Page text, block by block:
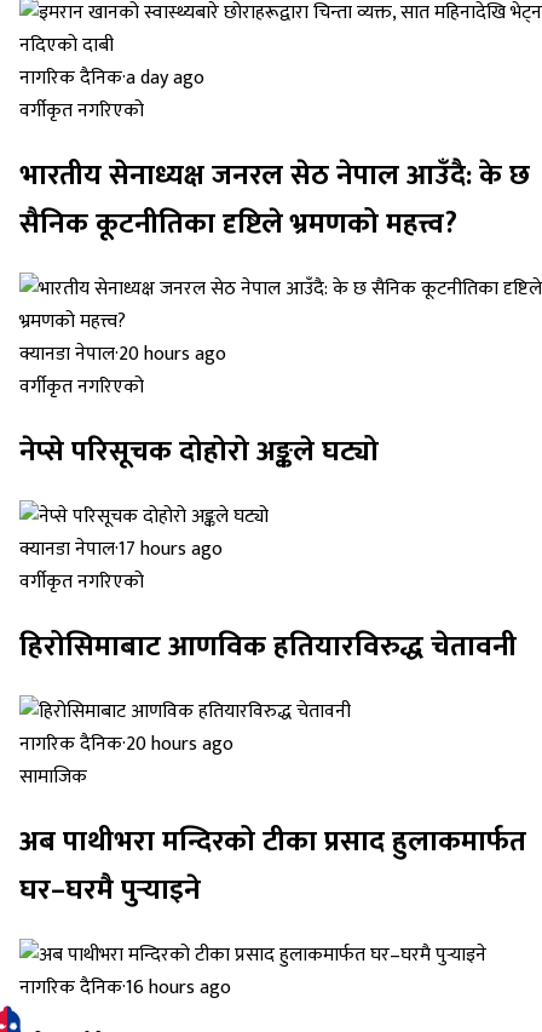
नागरिक दैनिक·a day ago
वर्गीकृत नगरिएको
भारतीय सेनाध्यक्ष जनरल सेठ नेपाल आउँदै: के छ
सैनिक कूटनीतिका दृष्टिले भ्रमणको महत्त्व?
क्यानडा नेपाल·20 hours ago
वर्गीकृत नगरिएको
नेप्से परिसूचक दोहोरो अङ्कले घट्यो
क्यानडा नेपाल·17 hours ago
वर्गीकृत नगरिएको
हिरोसिमाबाट आणविक हतियारविरुद्ध चेतावनी
नागरिक दैनिक·20 hours ago
सामाजिक
अब पाथीभरा मन्दिरको टीका प्रसाद हुलाकमार्फत
घर–घरमै पुर्‍याइने
नागरिक दैनिक·16 hours ago